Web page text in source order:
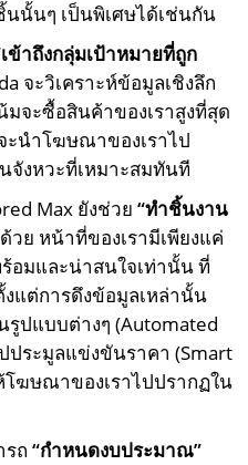
นั้นๆ เป็นพิเศษได้เช่นกัน
เข้าถึงกลุ่มเป้าหมายที่ถูก
จะวิเคราะห์ข้อมูลเชิงลึก
จะซื้อสินค้าของเราสูงที่สุด
ะนำโฆษณาของเราไป
จังหวะที่เหมาะสมทันที
Max ยังช่วย“ทำชิ้นงาน
ด้วย หน้าที่ของเรามีเพียงแค่
อมและน่าสนใจเท่านั้น ที่
งแต่การดึงข้อมูลเหล่านั้น
ปแบบต่างๆ (Automated
ประมูลแข่งขันราคา (Smart
โฆษณาของเราไปปรากฏใน
รถ“กำหนดงบประมาณ”